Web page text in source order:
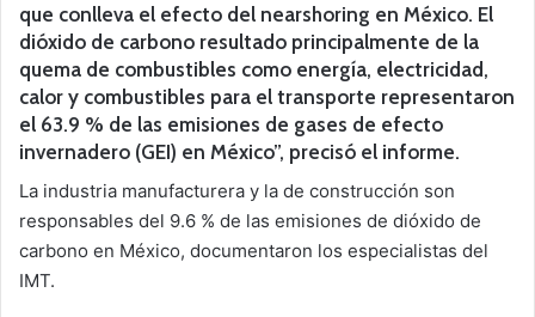
que conlleva el efecto del nearshoring en México. El
dióxido de carbono resultado principalmente de la
quema de combustibles como energía, electricidad,
calor y combustibles para el transporte representaron
el 63.9 % de las emisiones de gases de efecto
invernadero (GEI) en México”, precisó el informe.
La industria manufacturera y la de construcción son
responsables del 9.6 % de las emisiones de dióxido de
carbono en México, documentaron los especialistas del
IMT.